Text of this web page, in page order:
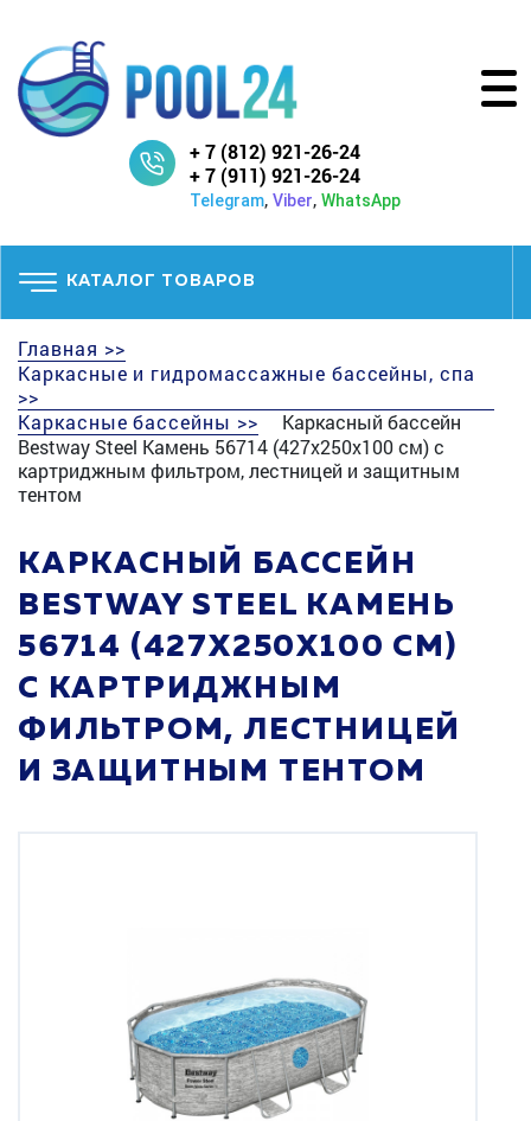
+ 7 (812) 921-26-24
+ 7 (911) 921-26-24
Telegram, Viber, WhatsApp
КАТАЛОГ ТОВАРОВ
Главная >>
Каркасные и гидромассажные бассейны, спа
>>
Каркасные бассейны >>
Каркасный бассейн
Bestway Steel Камень 56714 (427х250х100 см) с
картриджным фильтром, лестницей и защитным
тентом
КАРКАСНЫЙ БАССЕЙН
BESTWAY STEEL КАМЕНЬ
56714 (427Х250Х100 СМ)
С КАРТРИДЖНЫМ
ФИЛЬТРОМ, ЛЕСТНИЦЕЙ
И ЗАЩИТНЫМ ТЕНТОМ